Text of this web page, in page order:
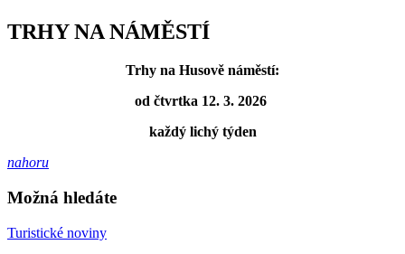
TRHY NA NÁMĚSTÍ
Trhy na Husově náměstí:
od čtvrtka 12. 3. 2026
každý lichý týden
nahoru
Možná hledáte
Turistické noviny